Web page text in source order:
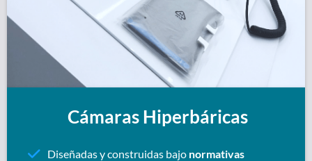
Cámaras Hiperbáricas
Diseñadas y construidas bajo normativas